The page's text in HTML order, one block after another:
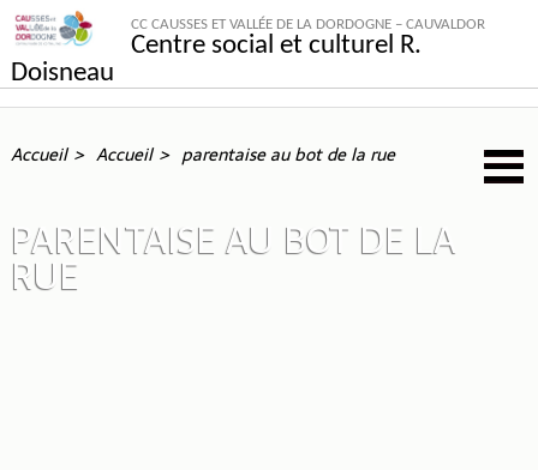
CC CAUSSES ET VALLÉE DE LA DORDOGNE – CAUVALDOR
Centre social et culturel R.
Doisneau
Accueil Accueil parentaise au bot de la rue
PARENTAISE AU BOT DE LA
RUE